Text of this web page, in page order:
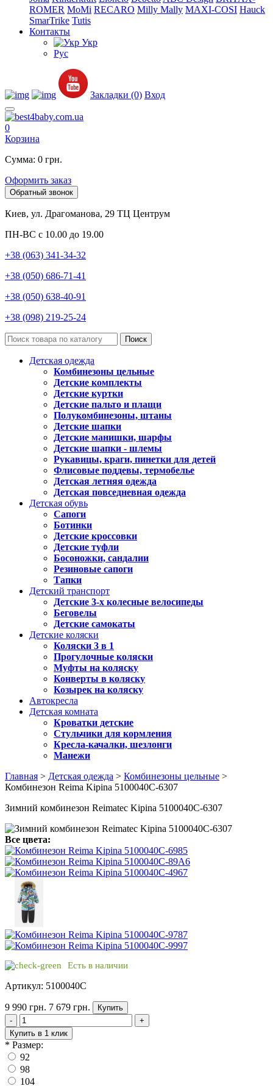
ROMER MoMi RECARO Milly Mally MAXI-COSI Hauck
SmarTrike Tutis
Контакты
Укр
Рус
Закладки (0) Вход
0
Корзина
Сумма: 0 грн.
Оформить заказ
Обратный звонок
Киев, ул. Драгоманова, 29 ТЦ Центрум
ПН-ВС с 10.00 до 19.00
+38 (063) 341-34-32
+38 (050) 686-71-41
+38 (050) 638-40-91
+38 (098) 219-25-24
Поиск
Детская одежда
Комбинезоны цельные
Детские комплекты
Детские куртки
Детские пальто и плащи
Полукомбинезоны, штаны
Детские шапки
Детские манишки, шарфы
Детские шапки - шлемы
Рукавицы, краги, пинетки для детей
Флисовые поддевы, термобелье
Детская летняя одежда
Детская повседневная одежда
Детская обувь
Сапоги
Ботинки
Детские кроссовки
Детские туфли
Босоножки, сандалии
Резиновые сапоги
Тапки
Детский транспорт
Детские 3-х колесные велосипеды
Беговелы
Детские самокаты
Детские коляски
Коляски 3 в 1
Прогулочные коляски
Муфты на коляску
Конверты в коляску
Козырек на коляску
Автокресла
Детская комната
Кроватки детские
Стульчики для кормления
Кресла-качалки, шезлонги
Манежи
Главная > Детская одежда > Комбинезоны цельные >
Комбинезон Reima Kipina 5100040C-6307
Зимний комбинезон Reimatec Kipina 5100040C-6307
Все цвета:
Есть в наличии
Артикул: 5100040C
9 990 грн. 7 679 грн.
Купить
-
+
Купить в 1 клик
* Размер:
92
98
104